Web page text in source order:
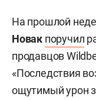
На прошлой
Новак поручил
продавцов
«Последствия
ощутимый урон